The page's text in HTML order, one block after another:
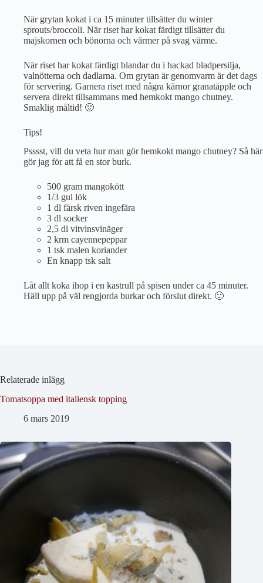
När grytan kokat i ca 15 minuter tillsätter du winter
sprouts/broccoli. När riset har kokat färdigt tillsätter du
majskornen och bönorna och värmer på svag värme.
När riset har kokat färdigt blandar du i hackad bladpersilja,
valnötterna och dadlarna. Om grytan är genomvarm är det dags
för servering. Garnera riset med några kärnor granatäpple och
servera direkt tillsammans med hemkokt mango chutney.
Smaklig måltid! 🙂
Tips!
Psssst, vill du veta hur man gör hemkokt mango chutney? Så här
gör jag för att få en stor burk.
500 gram mangokött
1/3 gul lök
1 dl färsk riven ingefära
3 dl socker
2,5 dl vitvinsvinäger
2 krm cayennepeppar
1 tsk malen koriander
En knapp tsk salt
Låt allt koka ihop i en kastrull på spisen under ca 45 minuter.
Häll upp på väl rengjorda burkar och förslut direkt. 🙂
Relaterade inlägg
Tomatsoppa med italiensk topping
6 mars 2019